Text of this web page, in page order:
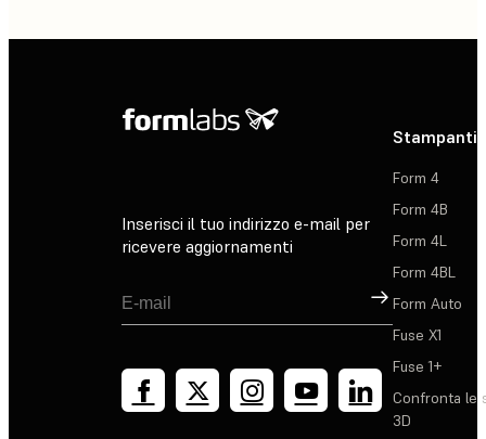
Inserisci il tuo indirizzo e-mail per
ricevere aggiornamenti
Registrati
Stampanti
Form 4
Form 4B
Form 4L
Form 4BL
Form Auto
Fuse X1
Fuse 1+
Confronta le
3D